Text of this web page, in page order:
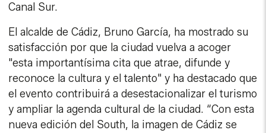
Canal Sur.
El alcalde de Cádiz, Bruno García, ha mostrado su
satisfacción por que la ciudad vuelva a acoger
"esta importantísima cita que atrae, difunde y
reconoce la cultura y el talento" y ha destacado que
el evento contribuirá a desestacionalizar el turismo
y ampliar la agenda cultural de la ciudad. “Con esta
nueva edición del South, la imagen de Cádiz se